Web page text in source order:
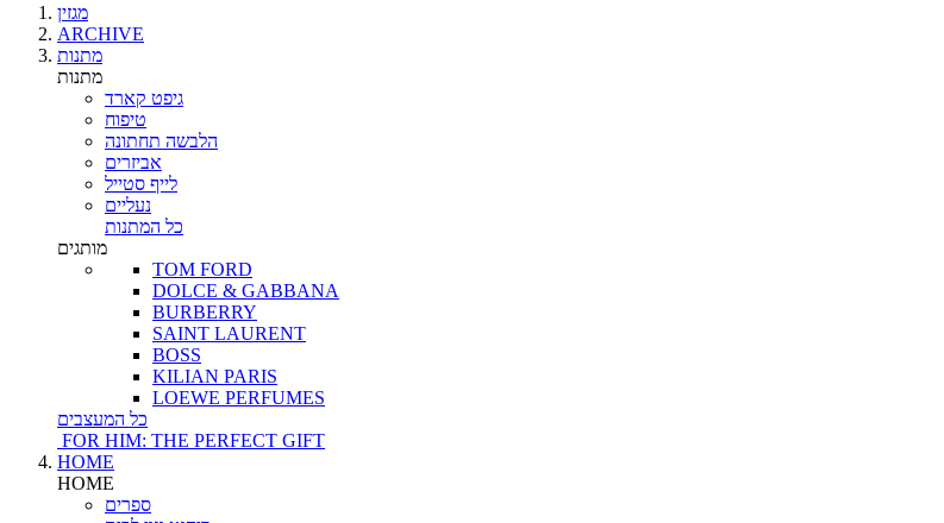
מגזין
ARCHIVE
מתנות
מתנות
גיפט קארד
טיפוח
הלבשה תחתונה
אביזרים
לייף סטייל
נעליים
כל המתנות
מותגים
TOM FORD
DOLCE & GABBANA
BURBERRY
SAINT LAURENT
BOSS
KILIAN PARIS
LOEWE PERFUMES
כל המעצבים
FOR HIM: THE PERFECT GIFT
HOME
HOME
ספרים